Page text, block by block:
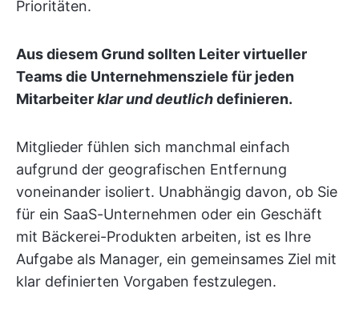
Prioritäten.
Aus diesem Grund sollten Leiter virtueller
Teams die Unternehmensziele für jeden
Mitarbeiterklar und deutlichdefinieren.
Mitglieder fühlen sich manchmal einfach
aufgrund der geografischen Entfernung
voneinander isoliert. Unabhängig davon, ob Sie
für ein SaaS-Unternehmen oder ein Geschäft
mit Bäckerei-Produkten arbeiten, ist es Ihre
Aufgabe als Manager, ein gemeinsames Ziel mit
klar definierten Vorgaben festzulegen.